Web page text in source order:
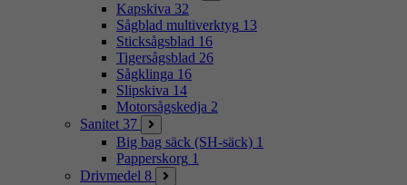
Kapskiva 32
Sågblad multiverktyg 13
Sticksågsblad 16
Tigersågsblad 26
Sågklinga 16
Slipskiva 14
Motorsågskedja 2
Sanitet 37
Big bag säck (SH-säck) 1
Papperskorg 1
Drivmedel 8